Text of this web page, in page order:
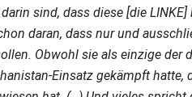
sind, dass diese [die
daran, dass nur und
Obwohl sie als einzige der
Einsatz gekämpft hatte,